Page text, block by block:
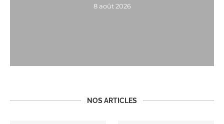
8 août 2026
NOS ARTICLES